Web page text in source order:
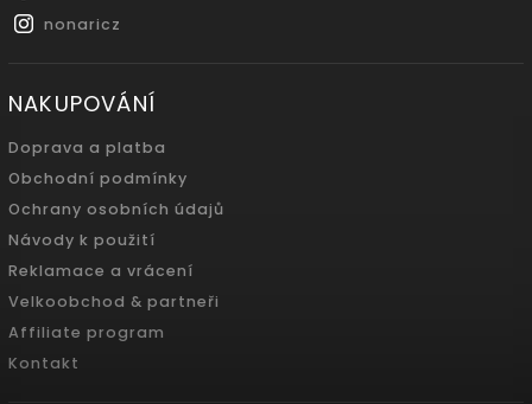
nonaricz
NAKUPOVÁNÍ
Doprava a platba
Obchodní podmínky
Ochrany osobních údajů
Návody k použití
Reklamace a vrácení
Velkoobchod & partneři
Affiliate program
Kontakt